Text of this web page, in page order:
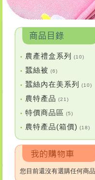
• 農產禮盒系列 (10)
• 蠶絲被 (6)
• 蠶絲內在美系列 (10)
• 農特產品 (21)
• 特價商品區 (5)
• 農特產品(箱價) (18)
您目前還沒有選購任何商品